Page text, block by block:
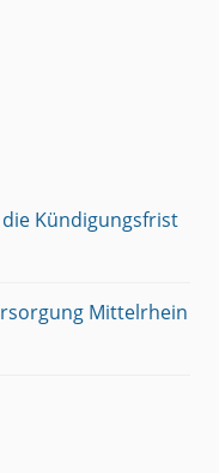
Kündigungsfrist
Mittelrhein